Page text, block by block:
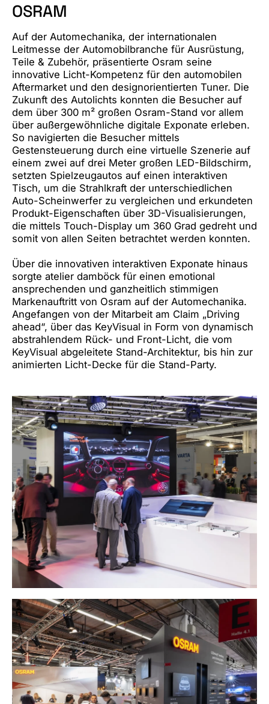
OSRAM
Auf der Automechanika, der internationalen
Leitmesse der Automobilbranche für Ausrüstung,
Teile & Zubehör, präsentierte Osram seine
innovative Licht-Kompetenz für den automobilen
Aftermarket und den designorientierten Tuner. Die
Zukunft des Autolichts konnten die Besucher auf
dem über 300 m² großen Osram-Stand vor allem
über außergewöhnliche digitale Exponate erleben.
So navigierten die Besucher mittels
Gestensteuerung durch eine virtuelle Szenerie auf
einem zwei auf drei Meter großen LED-Bildschirm,
setzten Spielzeugautos auf einen interaktiven
Tisch, um die Strahlkraft der unterschiedlichen
Auto-Scheinwerfer zu vergleichen und erkundeten
Produkt-Eigenschaften über 3D-Visualisierungen,
die mittels Touch-Display um 360 Grad gedreht und
somit von allen Seiten betrachtet werden konnten.
Über die innovativen interaktiven Exponate hinaus
sorgte atelier damböck für einen emotional
ansprechenden und ganzheitlich stimmigen
Markenauftritt von Osram auf der Automechanika.
Angefangen von der Mitarbeit am Claim „Driving
ahead“, über das KeyVisual in Form von dynamisch
abstrahlendem Rück- und Front-Licht, die vom
KeyVisual abgeleitete Stand-Architektur, bis hin zur
animierten Licht-Decke für die Stand-Party.